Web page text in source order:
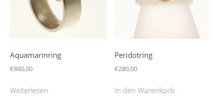
Aquamarinring
€880,00
Weiterlesen
Peridotring
€280,00
In den Warenkorb